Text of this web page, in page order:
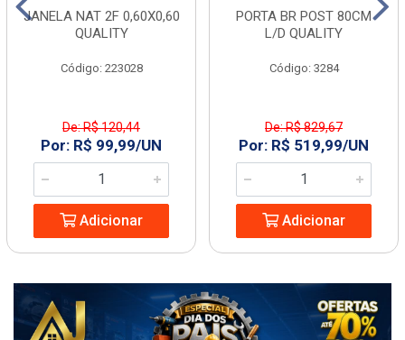
JANELA NAT 2F 0,60X0,60
QUALITY
Código: 223028
De: R$ 120,44
Por: R$ 99,99/UN
Adicionar
PORTA BR POST 80CM
L/D QUALITY
Código: 3284
De: R$ 829,67
Por: R$ 519,99/UN
Adicionar